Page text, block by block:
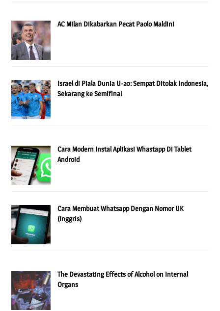
AC Milan Dikabarkan Pecat Paolo Maldini
Israel di Piala Dunia U-20: Sempat Ditolak Indonesia,
Sekarang ke Semifinal
Cara Modern Instal Aplikasi Whastapp Di Tablet
Android
Cara Membuat Whatsapp Dengan Nomor UK
(Inggris)
The Devastating Effects of Alcohol on Internal
Organs